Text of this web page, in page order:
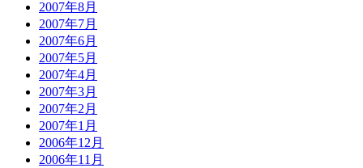
2007年8月
2007年7月
2007年6月
2007年5月
2007年4月
2007年3月
2007年2月
2007年1月
2006年12月
2006年11月